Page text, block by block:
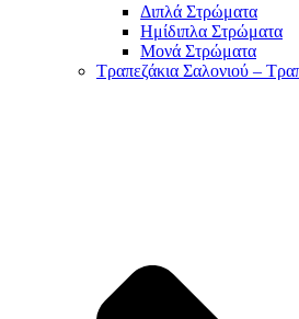
Διπλά Στρώματα
Ημίδιπλα Στρώματα
Μονά Στρώματα
Τραπεζάκια Σαλονιού –